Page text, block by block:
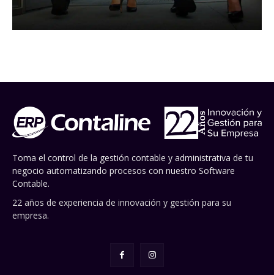
Toma el control de la gestión contable y administrativa de tu
negocio automatizando procesos con nuestro Software
Contable.
22 años de experiencia de innovación y gestión para su
empresa.